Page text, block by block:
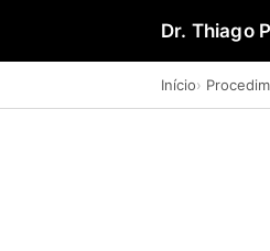
Dr. Thiago
Início